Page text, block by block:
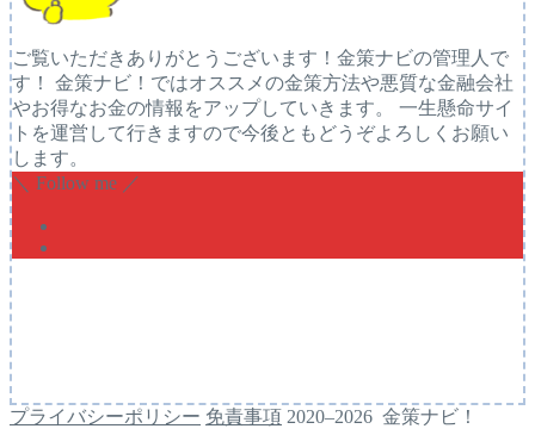
ご覧いただきありがとうございます！金策ナビの管理人で
す！ 金策ナビ！ではオススメの金策方法や悪質な金融会社
やお得なお金の情報をアップしていきます。 一生懸命サイ
トを運営して行きますので今後ともどうぞよろしくお願い
します。
＼ Follow me ／
プライバシーポリシー 免責事項 2020–2026 金策ナビ！